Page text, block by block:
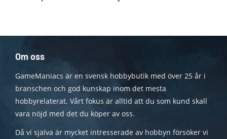
Om oss
GameManiacs är en svensk hobbybutik med över 25 år i
branschen och god kunskap inom det mesta
hobbyrelaterat. Vårt fokus är alltid att du som kund skall
vara nöjd med det du köper av oss.
Då vi själva är mycket intresserade av hobbyn försöker vi